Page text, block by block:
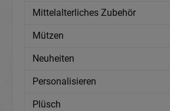
Mittelalterliches Zubehör
Mützen
Neuheiten
Personalisieren
Plüsch